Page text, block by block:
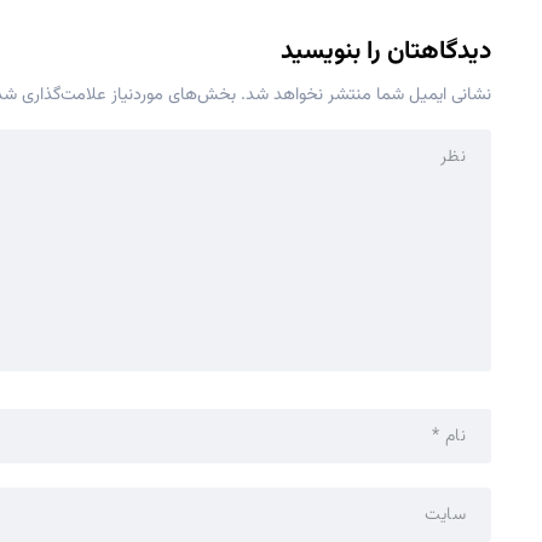
دیدگاهتان را بنویسید
نشانی ایمیل شما منتشر نخواهد شد. بخش‌های موردنیاز علامت‌گذاری